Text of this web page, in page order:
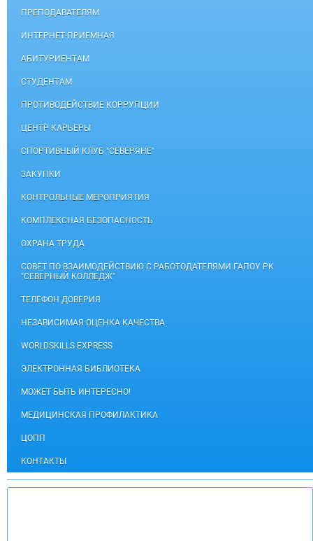
ПРЕПОДАВАТЕЛЯМ
ИНТЕРНЕТ-ПРИЕМНАЯ
АБИТУРИЕНТАМ
СТУДЕНТАМ
ПРОТИВОДЕЙСТВИЕ КОРРУПЦИИ
ЦЕНТР КАРЬЕРЫ
СПОРТИВНЫЙ КЛУБ "СЕВЕРЯНЕ"
ЗАКУПКИ
КОНТРОЛЬНЫЕ МЕРОПРИЯТИЯ
КОМПЛЕКСНАЯ БЕЗОПАСНОСТЬ
ОХРАНА ТРУДА
СОВЕТ ПО ВЗАИМОДЕЙСТВИЮ С РАБОТОДАТЕЛЯМИ ГАПОУ РК
"СЕВЕРНЫЙ КОЛЛЕДЖ"
ТЕЛЕФОН ДОВЕРИЯ
НЕЗАВИСИМАЯ ОЦЕНКА КАЧЕСТВА
WORLDSKILLS EXPRESS
ЭЛЕКТРОННАЯ БИБЛИОТЕКА
МОЖЕТ БЫТЬ ИНТЕРЕСНО!
МЕДИЦИНСКАЯ ПРОФИЛАКТИКА
ЦОПП
КОНТАКТЫ